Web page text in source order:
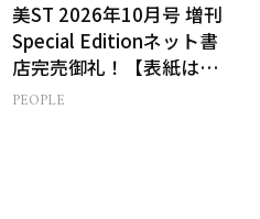
美ST 2026年10月号 増刊
Special Editionネット書
店完売御礼！【表紙は加
藤あいさん＆菊池風磨さ
PEOPLE